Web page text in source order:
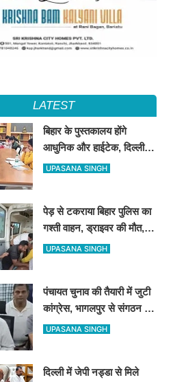
LATEST
बिहार के पुस्तकालय होंगे
आधुनिक और हाईटेक, दिल्ली-
UP-बंगाल की लाइब्रेरी व्यवस्था
UPASANA SINGH
पेड़ से टकराया बिहार पुलिस का
गश्ती वाहन, ड्राइवर की मौत,
दारोगा समेत 3 जख्मी
UPASANA SINGH
पंचायत चुनाव की तैयारी में जुटी
कांग्रेस, भागलपुर से संगठन को
गांव-गांव तक मजबूत करने का
UPASANA SINGH
दिल्ली में जेपी नड्डा से मिले